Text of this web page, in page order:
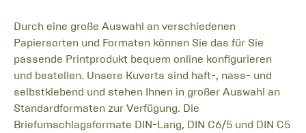
Durch eine große Auswahl an verschiedenen
Papiersorten und Formaten können Sie das für Sie
passende Printprodukt bequem online konfigurieren
und bestellen. Unsere Kuverts sind haft-, nass- und
selbstklebend und stehen Ihnen in großer Auswahl an
Standardformaten zur Verfügung. Die
Briefumschlagsformate DIN-Lang, DIN C6/5 und DIN C5